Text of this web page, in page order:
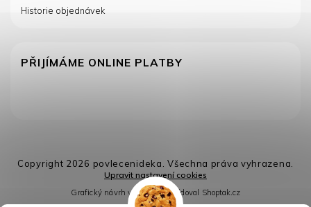
Historie objednávek
PŘIJÍMÁME ONLINE PLATBY
Copyright 2026 povlecenideka . Všechna práva vyhrazena.
Upravit nastavení cookies
Grafický návrh vytvořil a nakódoval Shoptak.cz